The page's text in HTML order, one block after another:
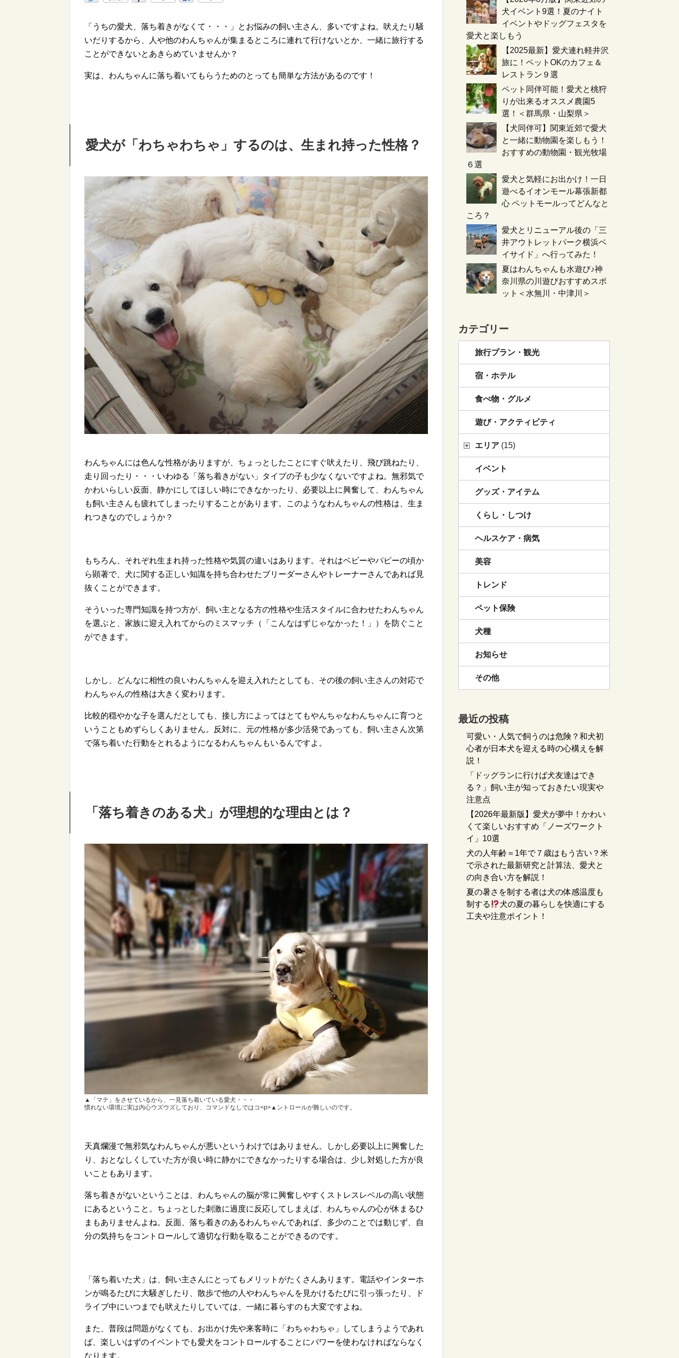
「うちの愛犬、落ち着きがなくて・・・」とお悩みの飼い主さん、多いですよね。吠えたり騒
いだりするから、人や他のわんちゃんが集まるところに連れて行けないとか、一緒に旅行する
ことができないとあきらめていませんか？
実は、わんちゃんに落ち着いてもらうためのとっても簡単な方法があるのです！
愛犬が「わちゃわちゃ」するのは、生まれ持った性格？
わんちゃんには色んな性格がありますが、ちょっとしたことにすぐ吠えたり、飛び跳ねたり、
走り回ったり・・・いわゆる「落ち着きがない」タイプの子も少なくないですよね。無邪気で
かわいらしい反面、静かにしてほしい時にできなかったり、必要以上に興奮して、わんちゃん
も飼い主さんも疲れてしまったりすることがあります。このようなわんちゃんの性格は、生ま
れつきなのでしょうか？
もちろん、それぞれ生まれ持った性格や気質の違いはあります。それはベビーやパピーの頃か
ら顕著で、犬に関する正しい知識を持ち合わせたブリーダーさんやトレーナーさんであれば見
抜くことができます。
そういった専門知識を持つ方が、飼い主となる方の性格や生活スタイルに合わせたわんちゃん
を選ぶと、家族に迎え入れてからのミスマッチ（「こんなはずじゃなかった！」）を防ぐこと
ができます。
しかし、どんなに相性の良いわんちゃんを迎え入れたとしても、その後の飼い主さんの対応で
わんちゃんの性格は大きく変わります。
比較的穏やかな子を選んだとしても、接し方によってはとてもやんちゃなわんちゃんに育つと
いうこともめずらしくありません。反対に、元の性格が多少活発であっても、飼い主さん次第
で落ち着いた行動をとれるようになるわんちゃんもいるんですよ。
「落ち着きのある犬」が理想的な理由とは？
▲「マテ」をさせているから、一見落ち着いている愛犬・・・
慣れない環境に実は内心ウズウズしており、コマンドなしではコ<p>▲ントロールが難しいのです。
天真爛漫で無邪気なわんちゃんが悪いというわけではありません。しかし必要以上に興奮した
り、おとなしくしていた方が良い時に静かにできなかったりする場合は、少し対処した方が良
いこともあります。
落ち着きがないということは、わんちゃんの脳が常に興奮しやすくストレスレベルの高い状態
にあるということ。ちょっとした刺激に過度に反応してしまえば、わんちゃんの心が休まるひ
まもありませんよね。反面、落ち着きのあるわんちゃんであれば、多少のことでは動じず、自
分の気持ちをコントロールして適切な行動を取ることができるのです。
「落ち着いた犬」は、飼い主さんにとってもメリットがたくさんあります。電話やインターホ
ンが鳴るたびに大騒ぎしたり、散歩で他の人やわんちゃんを見かけるたびに引っ張ったり、ド
ライブ中にいつまでも吠えたりしていては、一緒に暮らすのも大変ですよね。
また、普段は問題がなくても、お出かけ先や来客時に「わちゃわちゃ」してしまうようであれ
ば、楽しいはずのイベントでも愛犬をコントロールすることにパワーを使わなければならなく
なります。
犬イベント9選！夏のナイト
イベントやドッグフェスタを
愛犬と楽しもう
【2025最新】愛犬連れ軽井沢
旅に！ペットOKのカフェ＆
レストラン９選
ペット同伴可能！愛犬と桃狩
りが出来るオススメ農園5
選！＜群馬県・山梨県＞
【犬同伴可】関東近郊で愛犬
と一緒に動物園を楽しもう！
おすすめの動物園・観光牧場
６選
愛犬と気軽にお出かけ！一日
遊べるイオンモール幕張新都
心 ペットモールってどんなと
ころ？
愛犬とリニューアル後の「三
井アウトレットパーク横浜ベ
イサイド」へ行ってみた！
夏はわんちゃんも水遊び♪神
奈川県の川遊びおすすめスポ
ット＜水無川・中津川＞
カテゴリー
旅行プラン・観光
宿・ホテル
食べ物・グルメ
遊び・アクティビティ
エリア (15)
イベント
グッズ・アイテム
くらし・しつけ
ヘルスケア・病気
美容
トレンド
ペット保険
犬種
お知らせ
その他
最近の投稿
可愛い・人気で飼うのは危険？和犬初
心者が日本犬を迎える時の心構えを解
説！
「ドッグランに行けば犬友達はでき
る？」飼い主が知っておきたい現実や
注意点
【2026年最新版】愛犬が夢中！かわい
くて楽しいおすすめ「ノーズワークト
イ」10選
犬の人年齢＝1年で７歳はもう古い？米
で示された最新研究と計算法、愛犬と
の向き合い方を解説！
夏の暑さを制する者は犬の体感温度も
制する
犬の夏の暮らしを快適にする
工夫や注意ポイント！